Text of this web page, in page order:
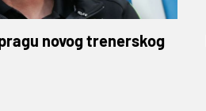
novog trenerskog